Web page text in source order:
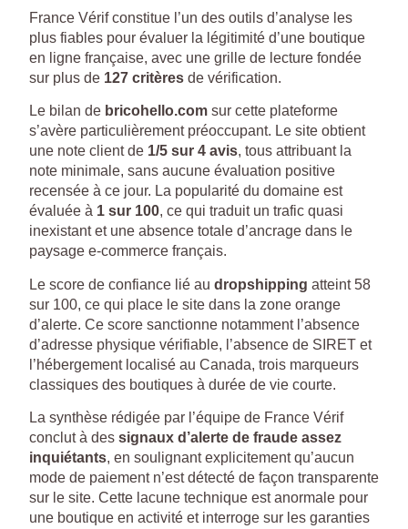
France Vérif constitue l’un des outils d’analyse les
plus fiables pour évaluer la légitimité d’une boutique
en ligne française, avec une grille de lecture fondée
sur plus de 127 critères de vérification.
Le bilan de bricohello.com sur cette plateforme
s’avère particulièrement préoccupant. Le site obtient
une note client de 1/5 sur 4 avis, tous attribuant la
note minimale, sans aucune évaluation positive
recensée à ce jour. La popularité du domaine est
évaluée à 1 sur 100, ce qui traduit un trafic quasi
inexistant et une absence totale d’ancrage dans le
paysage e-commerce français.
Le score de confiance lié au dropshipping atteint 58
sur 100, ce qui place le site dans la zone orange
d’alerte. Ce score sanctionne notamment l’absence
d’adresse physique vérifiable, l’absence de SIRET et
l’hébergement localisé au Canada, trois marqueurs
classiques des boutiques à durée de vie courte.
La synthèse rédigée par l’équipe de France Vérif
conclut à des signaux d’alerte de fraude assez
inquiétants, en soulignant explicitement qu’aucun
mode de paiement n’est détecté de façon transparente
sur le site. Cette lacune technique est anormale pour
une boutique en activité et interroge sur les garanties